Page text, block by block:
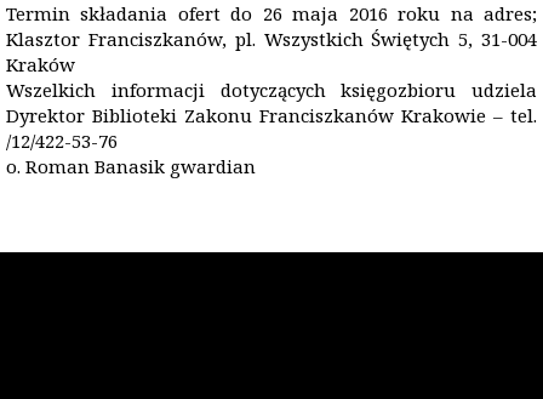
Termin składania ofert do 26 maja 2016 roku na adres;
Klasztor Franciszkanów, pl. Wszystkich Świętych 5, 31-004
Kraków
Wszelkich informacji dotyczących księgozbioru udziela
Dyrektor Biblioteki Zakonu Franciszkanów Krakowie – tel.
/12/422-53-76
o. Roman Banasik gwardian